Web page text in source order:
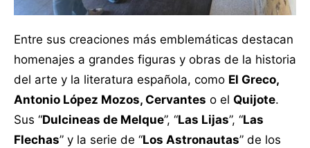
Entre sus creaciones más emblemáticas destacan
homenajes a grandes figuras y obras de la historia
del arte y la literatura española, como El Greco,
Antonio López Mozos, Cervantes o el Quijote.
Sus “Dulcineas de Melque”, “Las Lijas”, “Las
Flechas” y la serie de “Los Astronautas” de los